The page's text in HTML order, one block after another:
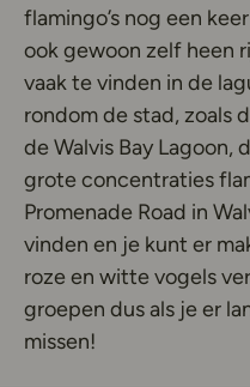
flamingo’s nog een
ook gewoon zelf heen
vaak te vinden in de
rondom de stad, zoals
de Walvis Bay Lagoon,
grote concentraties
Promenade Road in
vinden en je kunt er
roze en witte vogels
groepen dus als je er
missen!